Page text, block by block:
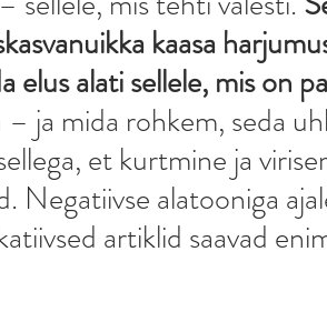
kaasa
elus alati sellele, mis on
ja mida rohkem, seda
et kurtmine ja
Negatiivse alatooniga
artiklid saavad